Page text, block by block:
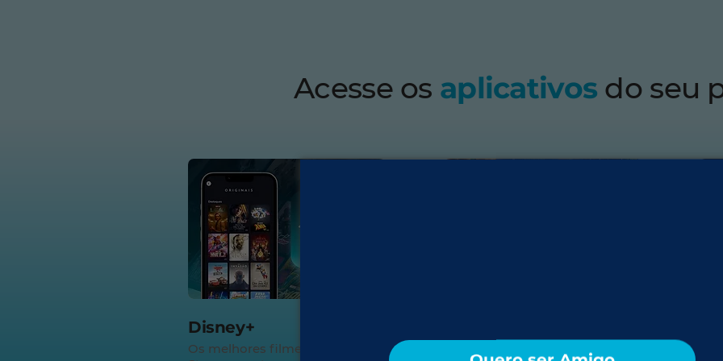
Acesse os aplicativos do seu
Disney+
Os melhores filmes e séries do
Drama, comédia, realities e